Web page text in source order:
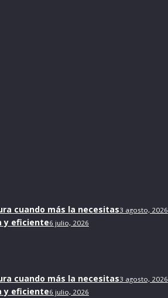
cuando más la necesitas3 agosto, 2026
y eficiente6 julio, 2026
cuando más la necesitas3 agosto, 2026
y eficiente6 julio, 2026